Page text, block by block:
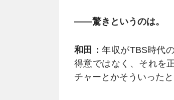
――驚きというのは。
和田：年収がTBS時代
得意ではなく、それを
チャーとかそういった